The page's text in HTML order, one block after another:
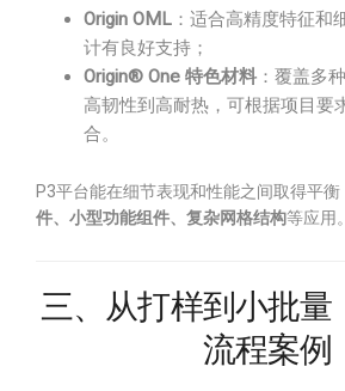
Origin OML ：适合高精度特征和
计有良好支持；
Origin® One 特色材料 ：覆盖多
高韧性到高耐热，可根据项目要
合。
P3平台能在细节表现和性能之间取得平衡
件、小型功能组件、复杂网格结构等应用。
三、从打样到小批量
流程案例